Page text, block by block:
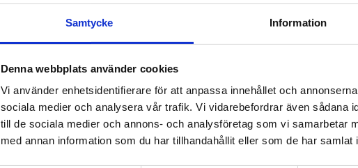
Samtycke Information
Denna webbplats använder cookies
Vi använder enhetsidentifierare för att anpassa innehållet och
sociala medier och analysera vår trafik. Vi vidarebefordrar även sådana
till de sociala medier och annons- och analysföretag som vi samarbetar
med annan information som du har tillhandahållit eller som de har
Blir Elisabeths Port
PUBLICERAD: MARS 18, 2024
Imorgon, den 19 mars, får vi veta om det är vårt Elisabeths Port som
är en av tre finalister som kan få utmärkelsen som är